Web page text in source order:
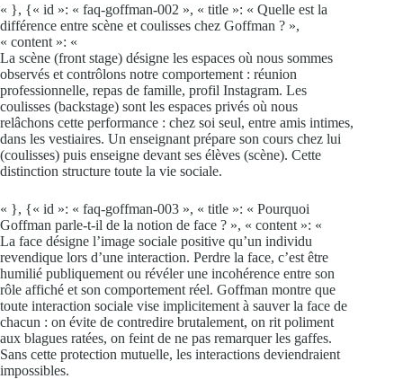
« }, {« id »: « faq-goffman-002 », « title »: « Quelle est la
différence entre scène et coulisses chez Goffman ? »,
« content »: «
La scène (front stage) désigne les espaces où nous sommes
observés et contrôlons notre comportement : réunion
professionnelle, repas de famille, profil Instagram. Les
coulisses (backstage) sont les espaces privés où nous
relâchons cette performance : chez soi seul, entre amis intimes,
dans les vestiaires. Un enseignant prépare son cours chez lui
(coulisses) puis enseigne devant ses élèves (scène). Cette
distinction structure toute la vie sociale.
« }, {« id »: « faq-goffman-003 », « title »: « Pourquoi
Goffman parle-t-il de la notion de face ? », « content »: «
La face désigne l’image sociale positive qu’un individu
revendique lors d’une interaction. Perdre la face, c’est être
humilié publiquement ou révéler une incohérence entre son
rôle affiché et son comportement réel. Goffman montre que
toute interaction sociale vise implicitement à sauver la face de
chacun : on évite de contredire brutalement, on rit poliment
aux blagues ratées, on feint de ne pas remarquer les gaffes.
Sans cette protection mutuelle, les interactions deviendraient
impossibles.